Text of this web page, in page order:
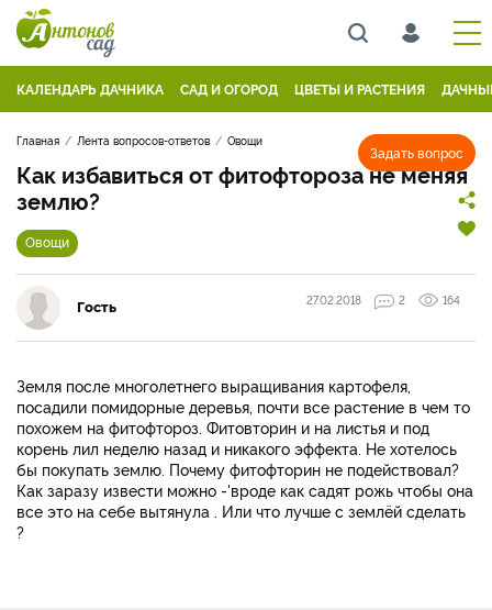
КАЛЕНДАРЬ ДАЧНИКА САД И ОГОРОД ЦВЕТЫ И РАСТЕНИЯ
Задать вопрос
Главная Лента вопросов-ответов Овощи
Как избавиться от фитофтороза не меняя
землю?
Овощи
Гость 27.02.2018 2 164
Земля после многолетнего выращивания картофеля,
посадили помидорные деревья, почти все растение в чем то
похожем на фитофтороз. Фитовторин и на листья и под
корень лил неделю назад и никакого эффекта. Не хотелось
бы покупать землю. Почему фитофторин не подействовал?
Как заразу извести можно -'вроде как садят рожь чтобы она
все это на себе вытянула . Или что лучше с землёй сделать
?